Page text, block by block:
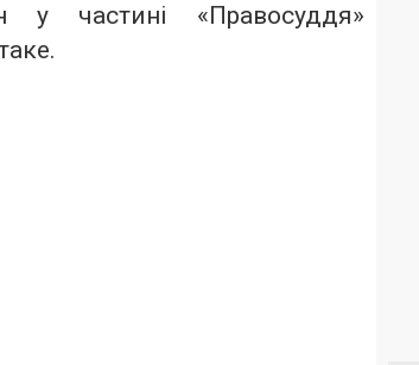
у частині «Правосуддя»